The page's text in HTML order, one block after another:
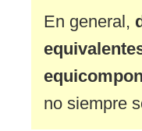
En general,
no siempre